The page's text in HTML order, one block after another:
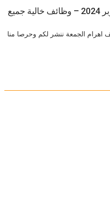
وظائف اهرام الجمعة 18 اكتوبر 2024 – وظائف خالية جميع
اهرام الجمعة ننشر لكم وحرصا منا